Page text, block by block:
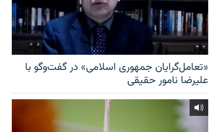
«تعامل‌گرایان جمهوری اسلامی» در گفت‌وگو با
علیرضا نامور حقیقی